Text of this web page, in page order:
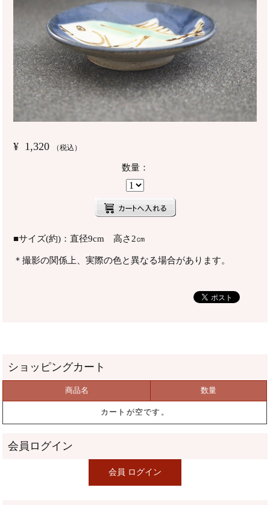
¥ 1,320 （税込）
数量：
■サイズ(約)：直径9cm 高さ2㎝
＊撮影の関係上、実際の色と異なる場合があります。
商品名 数量
カートが空です。